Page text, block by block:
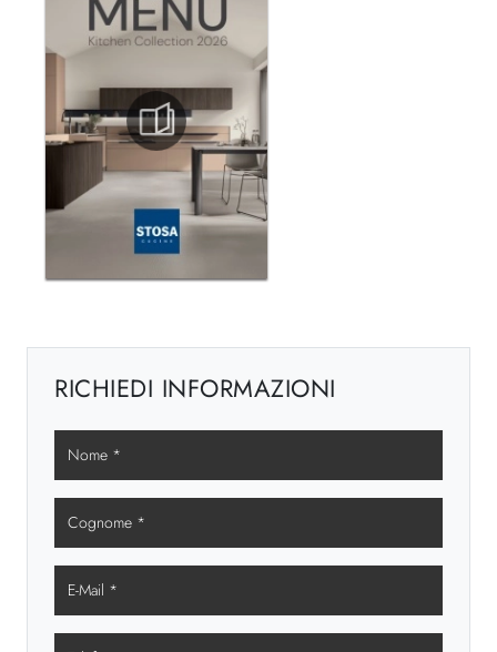
RICHIEDI INFORMAZIONI